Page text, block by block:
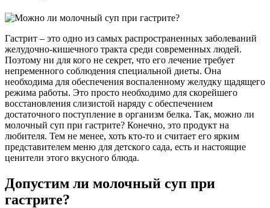
Гастрит – это одно из самых распространенных заболеваний
желудочно-кишечного тракта среди современных людей.
Поэтому ни для кого не секрет, что его лечение требует
непременного соблюдения специальной диеты. Она
необходима для обеспечения воспаленному желудку щадящего
режима работы. Это просто необходимо для скорейшего
восстановления слизистой наряду с обеспечением
достаточного поступление в организм белка. Так, можно ли
молочный суп при гастрите? Конечно, это продукт на
любителя. Тем не менее, хоть кто-то и считает его ярким
представителем меню для детского сада, есть и настоящие
ценители этого вкусного блюда.
Допустим ли молочный суп при
гастрите?